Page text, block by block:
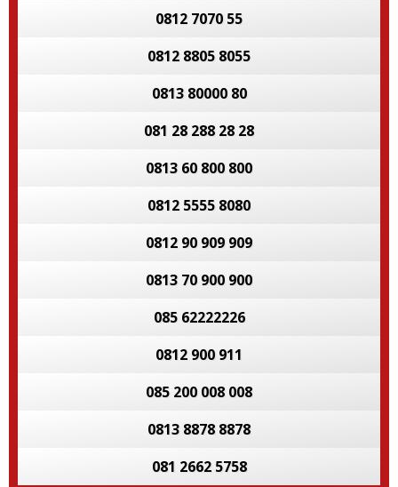
0812 7070 55
0812 8805 8055
0813 80000 80
081 28 288 28 28
0813 60 800 800
0812 5555 8080
0812 90 909 909
0813 70 900 900
085 62222226
0812 900 911
085 200 008 008
0813 8878 8878
081 2662 5758